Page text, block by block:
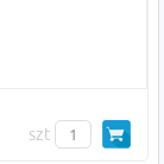
szt